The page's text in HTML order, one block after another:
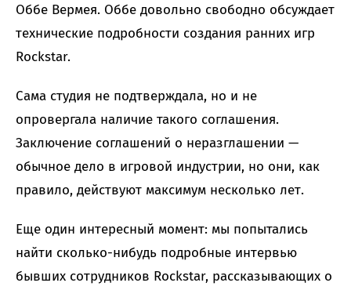
Оббе Вермея. Оббе довольно свободно обсуждает
технические подробности создания ранних игр
Rockstar.
Сама студия не подтверждала, но и не
опровергала наличие такого соглашения.
Заключение соглашений о неразглашении —
обычное дело в игровой индустрии, но они, как
правило, действуют максимум несколько лет.
Еще один интересный момент: мы попытались
найти сколько-нибудь подробные интервью
бывших сотрудников Rockstar, рассказывающих о